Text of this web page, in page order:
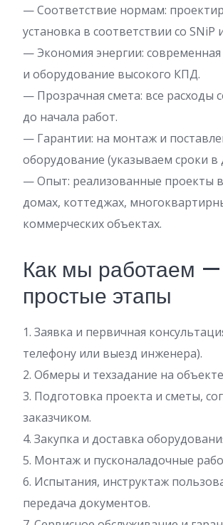
— Соответствие нормам:
установка в соответствии со SNiP
— Экономия энергии:
и оборудование высокого КПД.
— Прозрачная смета: все расходы
до начала работ.
— Гарантии: на монтаж и
оборудование (указываем сроки в
— Опыт: реализованные проекты
домах, коттеджах,
коммерческих объектах.
Как мы работаем —
простые этапы
1. Заявка и первичная
телефону или выезд инженера).
2. Обмеры и техзадание на
3. Подготовка проекта и сметы,
заказчиком.
4. Закупка и доставка
5. Монтаж и пусконаладочные
6. Испытания, инструктаж
передача документов.